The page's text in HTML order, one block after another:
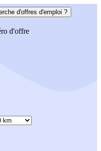
d'offres d'emploi ?
d'offre